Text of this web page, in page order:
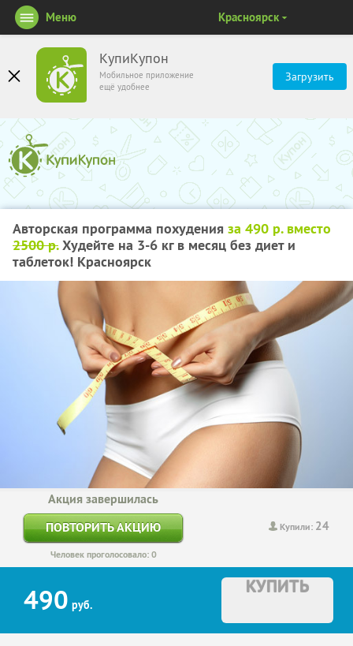
КупиКупон
Мобильное приложение
ещё удобнее
Загрузить
Меню Красноярск
Авторская программа похудения за 490 р. вместо
2500 р. Худейте на 3-6 кг в месяц без диет и
таблеток! Красноярск
Купили: 24
Акция завершилась
ПОВТОРИТЬ АКЦИЮ
Человек проголосовало: 0
490 руб.
КУПИТЬ